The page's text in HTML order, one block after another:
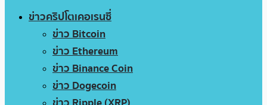
ข่าวคริปโตเคอเรนซี่
ข่าว Bitcoin
ข่าว Ethereum
ข่าว Binance Coin
ข่าว Dogecoin